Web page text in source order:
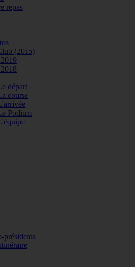
repas
(2015)
départ
course
Podium
présidents